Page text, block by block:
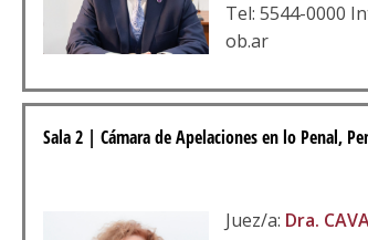
Tel: 5544-0000
ob.ar
Sala 2 | Cámara de Apelaciones en lo Penal,
Juez/a: Dra.